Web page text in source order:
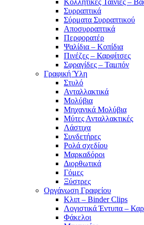
Συρραπτικά
Σύρματα Συρραπτικού
Αποσυρραπτικά
Περφορατέρ
Ψαλίδια – Κοπίδια
Πινέζες – Καρφίτσες
Σφραγίδες – Ταμπόν
Γραφική Ύλη
Στυλό
Ανταλλακτικά
Μολύβια
Μηχανικά Μολύβια
Μύτες Ανταλλακτικές
Λάστιχα
Συνδετήρες
Ρολά σχεδίου
Μαρκαδόροι
Διορθωτικά
Γόμες
Ξύστρες
Οργάνωση Γραφείου
Κλιπ – Binder Clips
Λογιστικά Έντυπα –
Φάκελοι